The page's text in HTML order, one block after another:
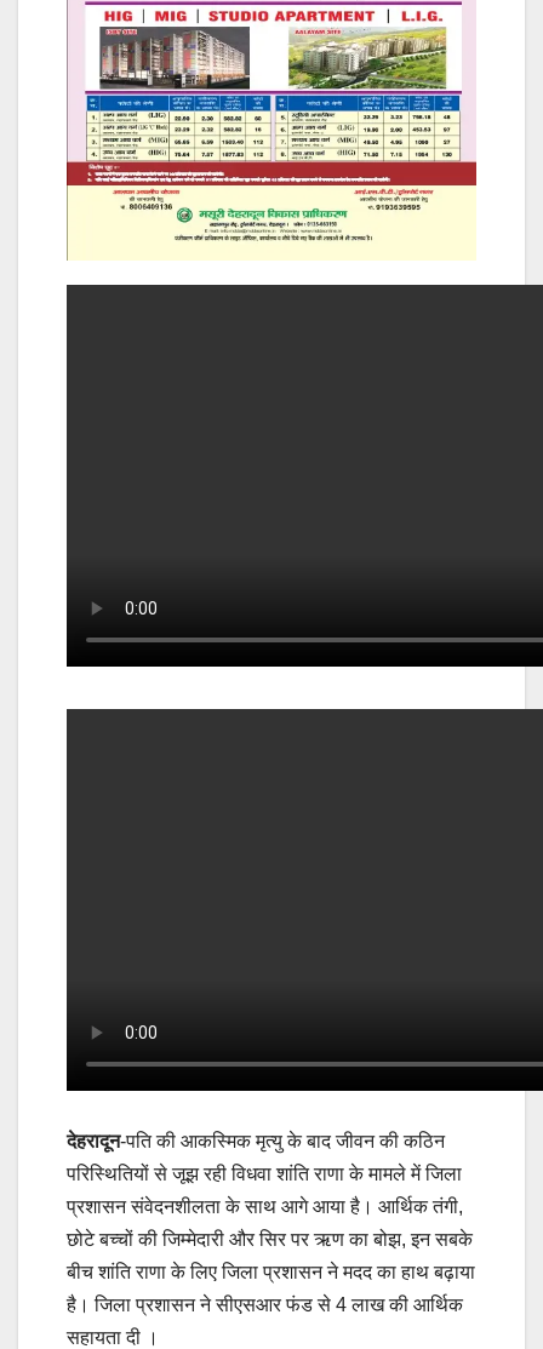
देहरादून-पति की आकस्मिक मृत्यु के बाद जीवन की कठिन
परिस्थितियों से जूझ रही विधवा शांति राणा के मामले में जिला
प्रशासन संवेदनशीलता के साथ आगे आया है। आर्थिक तंगी,
छोटे बच्चों की जिम्मेदारी और सिर पर ऋण का बोझ, इन सबके
बीच शांति राणा के लिए जिला प्रशासन ने मदद का हाथ बढ़ाया
है। जिला प्रशासन ने सीएसआर फंड से 4 लाख की आर्थिक
सहायता दी ।